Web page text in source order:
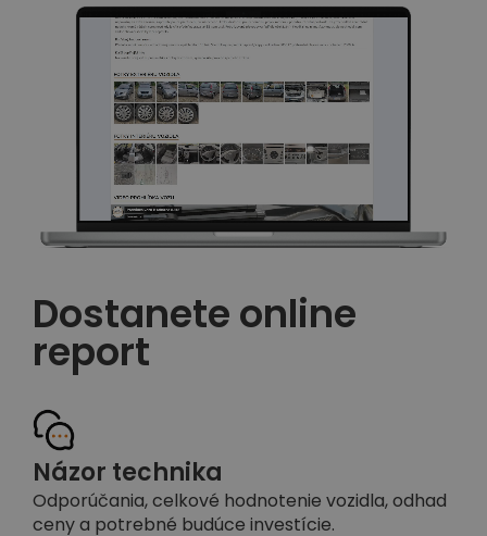
Dostanete online
report
Názor technika
Odporúčania, celkové hodnotenie vozidla, odhad
ceny a potrebné budúce investície.